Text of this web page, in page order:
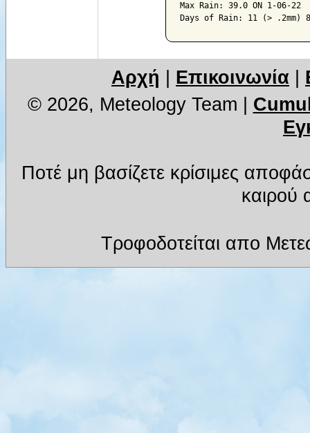
Max Rain: 39.0 ON 1-06-22
Days of Rain: 11 (> .2mm)
Αρχή Επικοινωνία
© 2026, Meteology Team
Ποτέ μη βασίζετε κρίσιμες
καιρού
Τροφοδοτείται απο